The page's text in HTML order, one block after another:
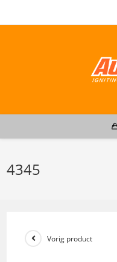
naar
4345
Vorig product